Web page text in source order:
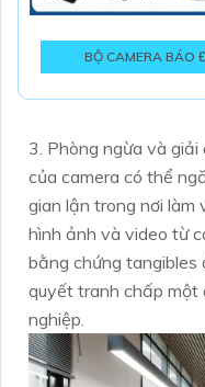
BỘ CAMERA BÁO
3. Phòng ngừa và
của camera có thể
gian lận trong nơi làm
hình ảnh và video từ
bằng chứng tangibles
quyết tranh chấp một
nghiệp.